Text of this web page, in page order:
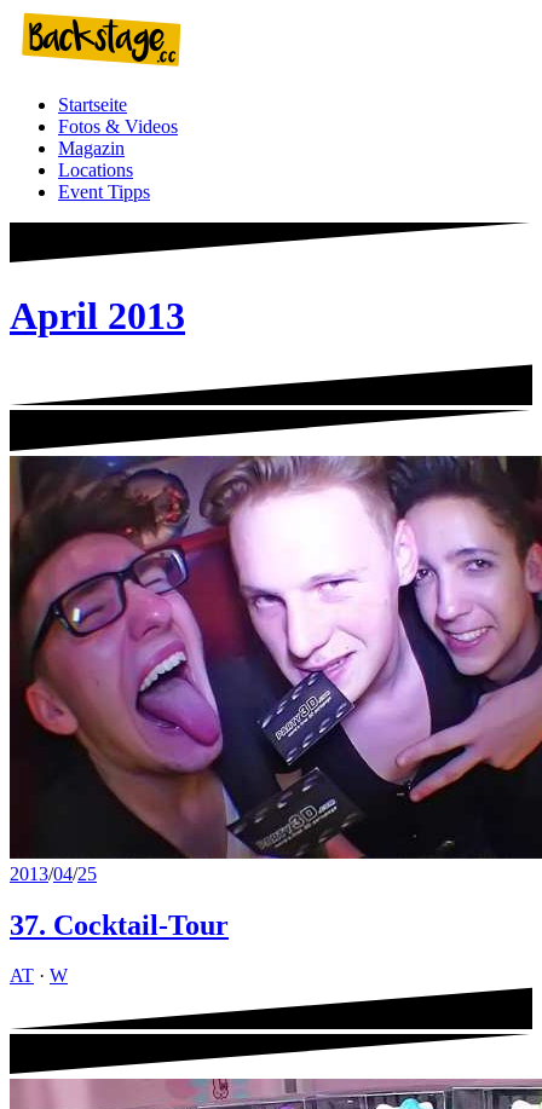
Zum
Inhalt
springen
Startseite
Fotos & Videos
Magazin
Locations
Event Tipps
April 2013
2013/04/25
37. Cocktail-Tour
AT · W